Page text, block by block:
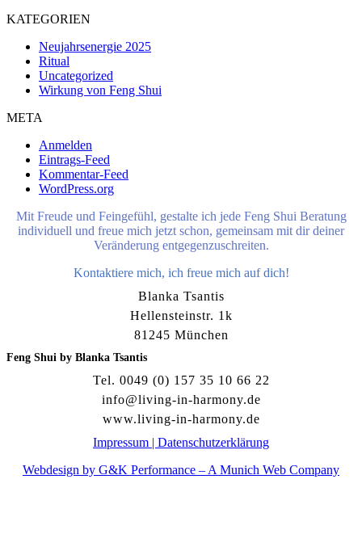
KATEGORIEN
Neujahrsenergie 2025
Ritual
Uncategorized
Wirkung von Feng Shui
META
Anmelden
Eintrags-Feed
Kommentar-Feed
WordPress.org
Mit Freude und Feingefühl, gestalte ich jede Feng Shui Beratung
individuell und freue mich jetzt schon, gemeinsam mit dir deiner
Veränderung entgegenzuschreiten.
Kontaktiere mich, ich freue mich auf dich!
Blanka Tsantis
Hellensteinstr. 1k
81245 München
Feng Shui by Blanka Tsantis
Tel. 0049 (0) 157 35 10 66 22
info@living-in-harmony.de
www.living-in-harmony.de
Impressum | Datenschutzerklärung
Webdesign by G&K Performance – A Munich Web Company